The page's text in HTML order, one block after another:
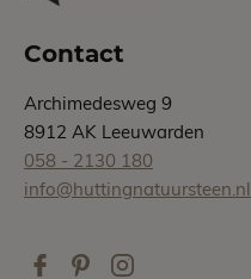
Contact
Archimedesweg 9
8912 AK Leeuwarden
058 - 2130 180
info@huttingnatuursteen.nl